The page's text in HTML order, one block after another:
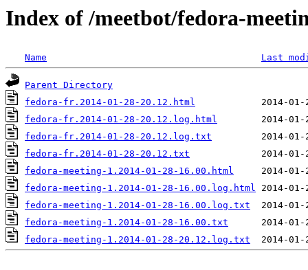
Index of /meetbot/fedora-
Name Last
Parent Directory
fedora-fr.2014-01-28-20.12.html
fedora-fr.2014-01-28-20.12.log.html
fedora-fr.2014-01-28-20.12.log.txt
fedora-fr.2014-01-28-20.12.txt
fedora-meeting-1.2014-01-28-16.00.html
fedora-meeting-1.2014-01-28-16.00.log.html
fedora-meeting-1.2014-01-28-16.00.log.txt
fedora-meeting-1.2014-01-28-16.00.txt
fedora-meeting-1.2014-01-28-20.12.log.txt